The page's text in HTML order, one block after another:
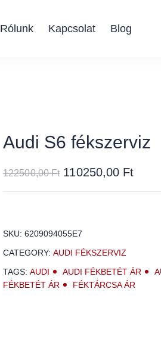
Rólunk Kapcsolat Blog
Audi S6 fékszerviz
122500,00Ft 110250,00 Ft
SKU: 6209094055E7
CATEGORY: AUDI FÉKSZERVIZ
TAGS: AUDI AUDI FÉKBETÉT ÁR
FÉKBETÉT ÁR
FÉKTÁRCSA ÁR